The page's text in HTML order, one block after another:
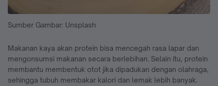
Sumber Gambar: Unsplash
Makanan kaya akan protein bisa mencegah rasa lapar dan
mengonsumsi makanan secara berlebihan. Selain itu, protein
membantu membentuk otot jika dipadukan dengan olahraga,
sehingga tubuh membakar kalori dan lemak lebih banyak.